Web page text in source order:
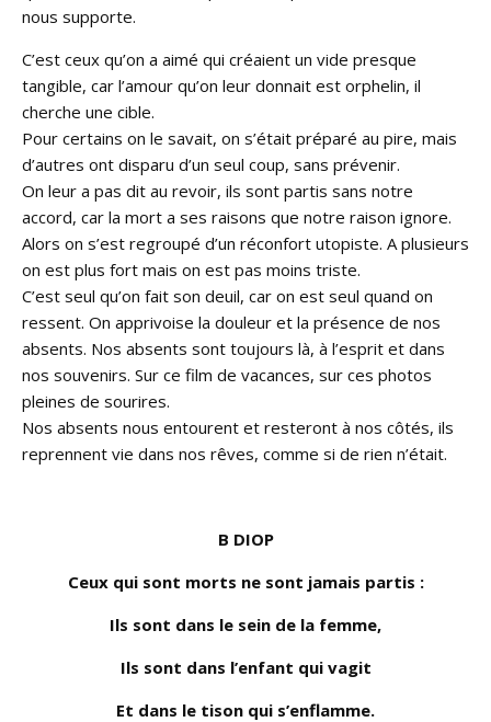
nous supporte.
C’est ceux qu’on a aimé qui créaient un vide presque
tangible, car l’amour qu’on leur donnait est orphelin, il
cherche une cible.
Pour certains on le savait, on s’était préparé au pire, mais
d’autres ont disparu d’un seul coup, sans prévenir.
On leur a pas dit au revoir, ils sont partis sans notre
accord, car la mort a ses raisons que notre raison ignore.
Alors on s’est regroupé d’un réconfort utopiste. A plusieurs
on est plus fort mais on est pas moins triste.
C’est seul qu’on fait son deuil, car on est seul quand on
ressent. On apprivoise la douleur et la présence de nos
absents. Nos absents sont toujours là, à l’esprit et dans
nos souvenirs. Sur ce film de vacances, sur ces photos
pleines de sourires.
Nos absents nous entourent et resteront à nos côtés, ils
reprennent vie dans nos rêves, comme si de rien n’était.
B DIOP
Ceux qui sont morts ne sont jamais partis :
Ils sont dans le sein de la femme,
Ils sont dans l’enfant qui vagit
Et dans le tison qui s’enflamme.